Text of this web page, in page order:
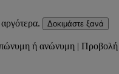
Δοκιμάστε ξανά
ή ανώνυμη | Προβολή